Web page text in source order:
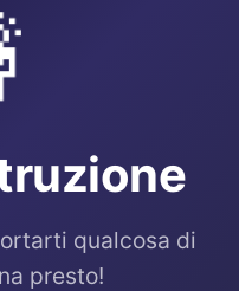
qualcosa di
presto!